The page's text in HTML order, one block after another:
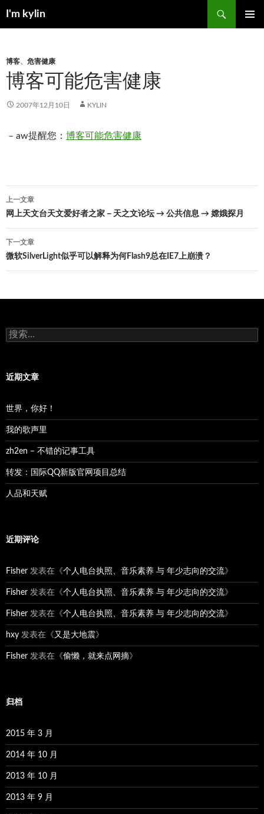
I'm kylin
博客、 危害健康
博客可能危害健康
2007年12月10日 KYLIN
– aw提醒您： 博客可能危害健康
文
章
导
航
上一文章
网上天文台天文爱好者之家－天之文论坛 → 公共信息 → 嫦娥探月
下一文章
微软SilverLight似乎可以解释为何Flash9总在IE7上崩溃？
搜
索：
近期文章
世界，你好！
我的歌声里
zh2en – 不错的记事工具
转发：国际QQ新版官网项目总结
人品和天赋
近期评论
Fisher 发表在《个人电台执照、音乐素养 与 年少志向的交流》
Fisher 发表在《个人电台执照、音乐素养 与 年少志向的交流》
Fisher 发表在《个人电台执照、音乐素养 与 年少志向的交流》
hxy 发表在《 又是大地震》
Fisher 发表在《偷懒，就来点网摘》
归档
2015 年 3 月
2014 年 10 月
2013 年 10 月
2013 年 9 月